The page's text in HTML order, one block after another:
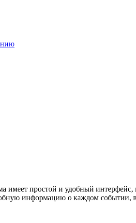
простой и удобный интерфейс,
информацию о каждом событии,